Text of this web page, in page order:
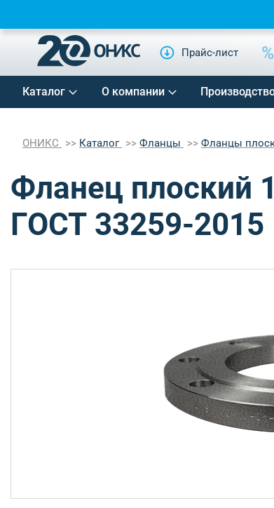
Прайс-лист
Каталог О компании
ОНИКС Каталог Фланцы Фланцы
Фланец плоский
ГОСТ 33259-2015